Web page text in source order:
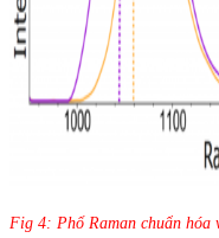
Fig 4: Phổ Raman chuẩn hóa